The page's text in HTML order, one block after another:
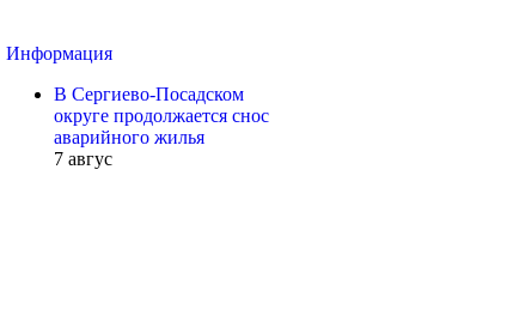
Информация
В Сергиево-Посадском
округе продолжается снос
аварийного жилья
7 авгус